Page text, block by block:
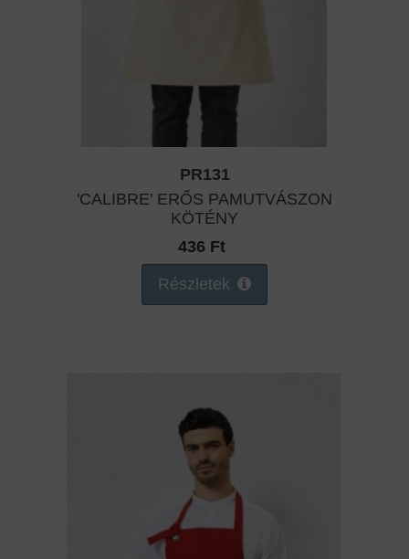
PR131
'CALIBRE' ERŐS PAMUTVÁSZON
KÖTÉNY
436 Ft
Részletek